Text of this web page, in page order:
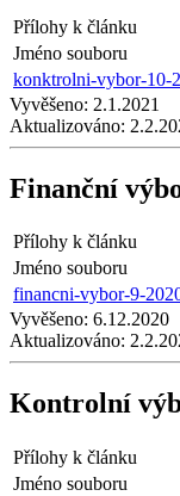
Přílohy k článku
Jméno souboru
konktrolni-vybor-10-
Vyvěšeno: 2.1.2021
Aktualizováno:
Finanční
Přílohy k článku
Jméno souboru
financni-vybor-9-
Vyvěšeno: 6.12.2020
Aktualizováno:
Kontrolní
Přílohy k článku
Jméno souboru